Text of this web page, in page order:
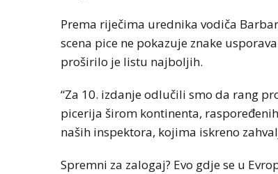
Prema riječima urednika vodiča
scena pice ne pokazuje znake
proširilo je listu najboljih.
“Za 10. izdanje odlučili smo da rang
picerija širom kontinenta,
naših inspektora, kojima iskreno
Spremni za zalogaj? Evo gdje se u